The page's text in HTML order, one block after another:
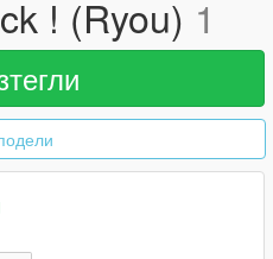
! (Ryou) 1